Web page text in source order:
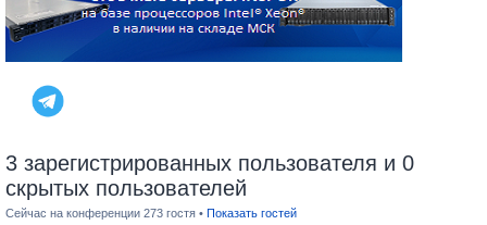
3 зарегистрированных пользователя и 0
скрытых пользователей
Сейчас на конференции 273 гостя • Показать гостей